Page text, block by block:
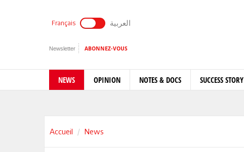
Français العربية
Newsletter ABONNEZ-VOUS
NEWS OPINION NOTES & DOCS SUCCESS STORY
Accueil News